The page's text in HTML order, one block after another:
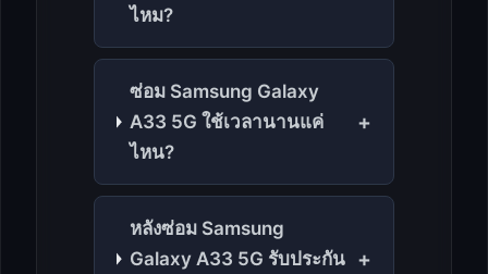
ไหม?
ซ่อม Samsung Galaxy
A33 5G ใช้เวลานานแค่
ไหน?
+
หลังซ่อม Samsung
Galaxy A33 5G รับประกัน +